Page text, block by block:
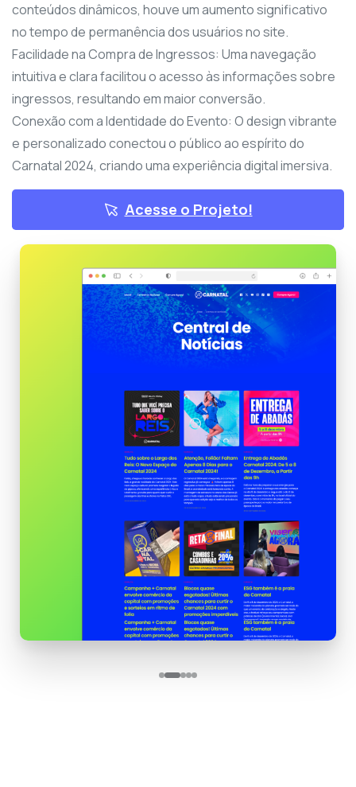
conteúdos dinâmicos, houve um aumento significativo
no tempo de permanência dos usuários no site.
Facilidade na Compra de Ingressos: Uma navegação
intuitiva e clara facilitou o acesso às informações sobre
ingressos, resultando em maior conversão.
Conexão com a Identidade do Evento: O design vibrante
e personalizado conectou o público ao espírito do
Carnatal 2024, criando uma experiência digital imersiva.
Acesse o Projeto!